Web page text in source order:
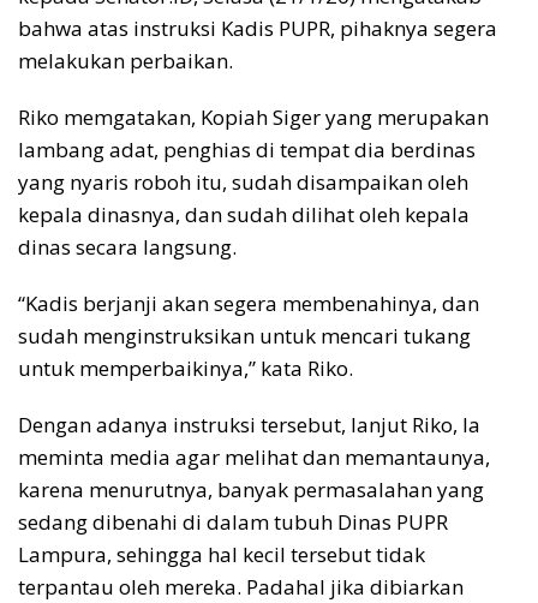
bahwa atas instruksi Kadis PUPR, pihaknya segera
melakukan perbaikan.
Riko memgatakan, Kopiah Siger yang merupakan
lambang adat, penghias di tempat dia berdinas
yang nyaris roboh itu, sudah disampaikan oleh
kepala dinasnya, dan sudah dilihat oleh kepala
dinas secara langsung.
“Kadis berjanji akan segera membenahinya, dan
sudah menginstruksikan untuk mencari tukang
untuk memperbaikinya,” kata Riko.
Dengan adanya instruksi tersebut, lanjut Riko, Ia
meminta media agar melihat dan memantaunya,
karena menurutnya, banyak permasalahan yang
sedang dibenahi di dalam tubuh Dinas PUPR
Lampura, sehingga hal kecil tersebut tidak
terpantau oleh mereka. Padahal jika dibiarkan